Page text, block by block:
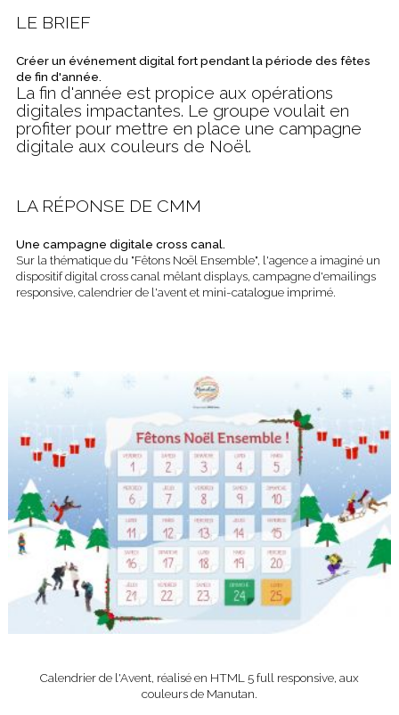
LE BRIEF
Créer un événement digital fort pendant la période des fêtes
de fin d'année.
La fin d'année est propice aux opérations
digitales impactantes. Le groupe voulait en
profiter pour mettre en place une campagne
digitale aux couleurs de Noël.
LA RÉPONSE DE CMM
Une campagne digitale cross canal.
Sur la thématique du "Fêtons Noël Ensemble", l'agence a imaginé un
dispositif digital cross canal mêlant displays, campagne d'emailings
responsive, calendrier de l'avent et mini-catalogue imprimé.
Calendrier de l'Avent, réalisé en HTML 5 full responsive, aux
couleurs de Manutan.